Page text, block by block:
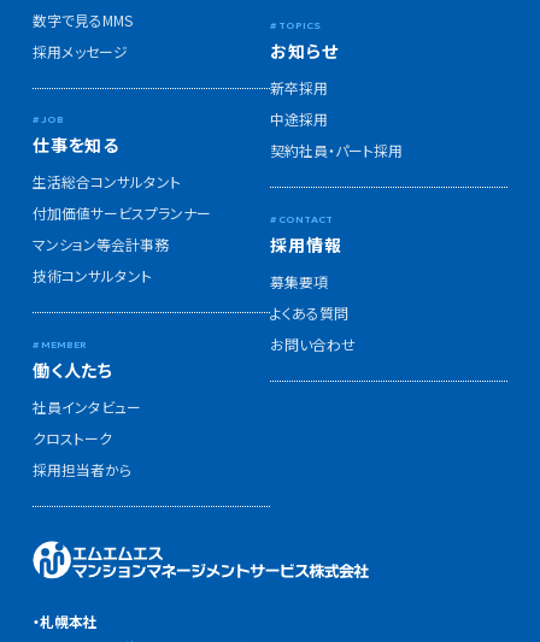
・札幌本社
数字で見るMMS
採用メッセージ
仕事を知る
生活総合コンサルタント
付加価値サービスプランナー
マンション等会計事務
技術コンサルタント
働く人たち
社員インタビュー
クロストーク
採用担当者から
お知らせ
新卒採用
中途採用
契約社員・パート採用
採用情報
募集要項
よくある質問
お問い合わせ